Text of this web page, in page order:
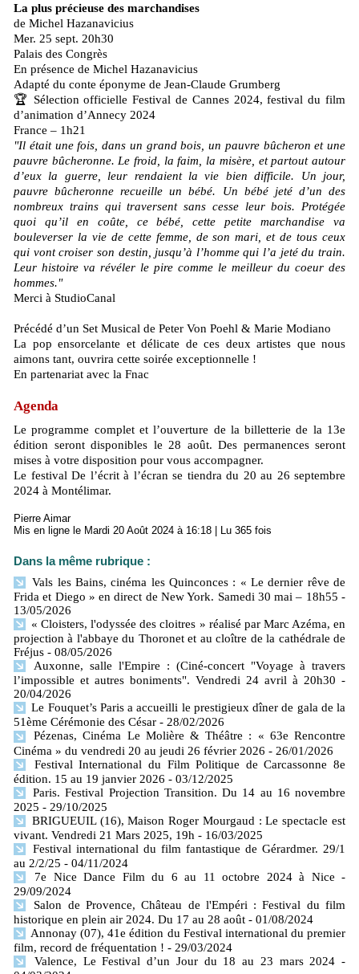
La plus précieuse des marchandises
de Michel Hazanavicius
Mer. 25 sept. 20h30
Palais des Congrès
En présence de Michel Hazanavicius
Adapté du conte éponyme de Jean-Claude Grumberg
🏆 Sélection officielle Festival de Cannes 2024, festival du film
d’animation d’Annecy 2024
France – 1h21
"Il était une fois, dans un grand bois, un pauvre bûcheron et une
pauvre bûcheronne. Le froid, la faim, la misère, et partout autour
d’eux la guerre, leur rendaient la vie bien difficile. Un jour,
pauvre bûcheronne recueille un bébé. Un bébé jeté d’un des
nombreux trains qui traversent sans cesse leur bois. Protégée
quoi qu’il en coûte, ce bébé, cette petite marchandise va
bouleverser la vie de cette femme, de son mari, et de tous ceux
qui vont croiser son destin, jusqu’à l’homme qui l’a jeté du train.
Leur histoire va révéler le pire comme le meilleur du coeur des
hommes."
Merci à StudioCanal
Précédé d’un Set Musical de Peter Von Poehl & Marie Modiano
La pop ensorcelante et délicate de ces deux artistes que nous
aimons tant, ouvrira cette soirée exceptionnelle !
En partenariat avec la Fnac
Agenda
Le programme complet et l’ouverture de la billetterie de la 13e
édition seront disponibles le 28 août. Des permanences seront
mises à votre disposition pour vous accompagner.
Le festival De l’écrit à l’écran se tiendra du 20 au 26 septembre
2024 à Montélimar.
Pierre Aimar
Mis en ligne le Mardi 20 Août 2024 à 16:18 | Lu 365 fois
Dans la même rubrique :
Vals les Bains, cinéma les Quinconces : « Le dernier rêve de
Frida et Diego » en direct de New York. Samedi 30 mai – 18h55 -
13/05/2026
« Cloisters, l'odyssée des cloitres » réalisé par Marc Azéma, en
projection à l'abbaye du Thoronet et au cloître de la cathédrale de
Fréjus - 08/05/2026
Auxonne, salle l'Empire : (Ciné-concert "Voyage à travers
l’impossible et autres boniments". Vendredi 24 avril à 20h30 -
20/04/2026
Le Fouquet’s Paris a accueilli le prestigieux dîner de gala de la
51ème Cérémonie des César - 28/02/2026
Pézenas, Cinéma Le Molière & Théâtre : « 63e Rencontre
Cinéma » du vendredi 20 au jeudi 26 février 2026 - 26/01/2026
Festival International du Film Politique de Carcassonne 8e
édition. 15 au 19 janvier 2026 - 03/12/2025
Paris. Festival Projection Transition. Du 14 au 16 novembre
2025 - 29/10/2025
BRIGUEUIL (16), Maison Roger Mourgaud : Le spectacle est
vivant. Vendredi 21 Mars 2025, 19h - 16/03/2025
Festival international du film fantastique de Gérardmer. 29/1
au 2/2/25 - 04/11/2024
7e Nice Dance Film du 6 au 11 octobre 2024 à Nice -
29/09/2024
Salon de Provence, Château de l'Empéri : Festival du film
historique en plein air 2024. Du 17 au 28 août - 01/08/2024
Annonay (07), 41e édition du Festival international du premier
film, record de fréquentation ! - 29/03/2024
Valence, Le Festival d’un Jour du 18 au 23 mars 2024 -